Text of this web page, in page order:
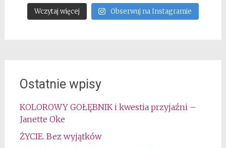
Wczytaj więcej Obserwuj na Instagramie
Ostatnie wpisy
KOLOROWY GOŁĘBNIK i kwestia przyjaźni –
Janette Oke
ŻYCIE. Bez wyjątków